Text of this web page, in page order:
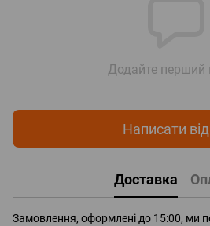
Додайте перший
Написати
Доставка
Замовлення, оформлені до 15:00, ми